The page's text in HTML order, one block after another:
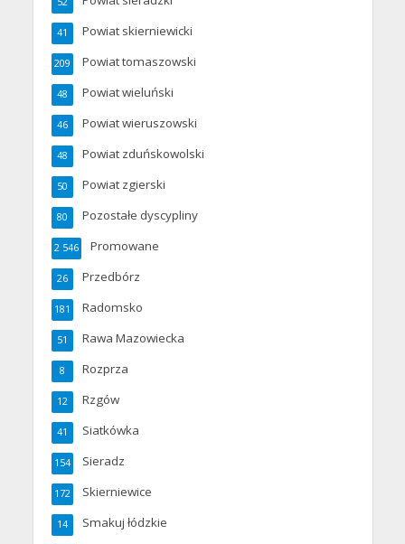
Powiat skierniewicki
41
Powiat tomaszowski
209
Powiat wieluński
48
Powiat wieruszowski
46
Powiat zduńskowolski
48
Powiat zgierski
50
Pozostałe dyscypliny
80
Promowane
2 546
Przedbórz
26
Radomsko
181
Rawa Mazowiecka
51
Rozprza
8
Rzgów
12
Siatkówka
41
Sieradz
154
Skierniewice
172
Smakuj łódzkie
14